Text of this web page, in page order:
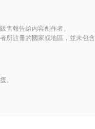
售報告給內容創作者。
所註冊的國家或地區，並未包
。